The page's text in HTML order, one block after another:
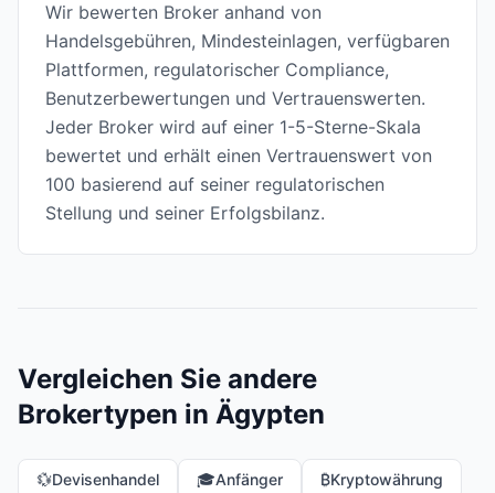
Wir bewerten Broker anhand von
Handelsgebühren, Mindesteinlagen, verfügbaren
Plattformen, regulatorischer Compliance,
Benutzerbewertungen und Vertrauenswerten.
Jeder Broker wird auf einer 1-5-Sterne-Skala
bewertet und erhält einen Vertrauenswert von
100 basierend auf seiner regulatorischen
Stellung und seiner Erfolgsbilanz.
Vergleichen Sie andere
Brokertypen in Ägypten
💱Devisenhandel 🎓Anfänger ₿Kryptowährung